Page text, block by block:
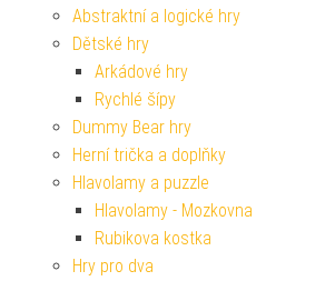
Abstraktní a logické hry
Dětské hry
Arkádové hry
Rychlé šípy
Dummy Bear hry
Herní trička a doplňky
Hlavolamy a puzzle
Hlavolamy - Mozkovna
Rubikova kostka
Hry pro dva